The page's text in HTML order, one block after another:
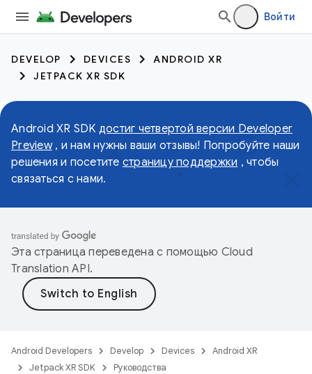
Войти
DEVELOP DEVICES
ANDROID XR
JETPACK XR SDK
Android XR SDK достиг четвертой версии Developer
Preview, и нам нужны ваши отзывы! Попробуйте наши
решения и посетите страницу поддержки , чтобы
связаться с нами.
Эта страница переведена с помощью Cloud
Translation API.
Android Developers Develop Devices
Android XR
Jetpack XR SDK
Руководства